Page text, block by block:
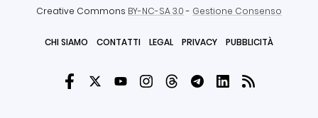
Creative Commons BY-NC-SA 3.0- Gestione Consenso
CHI SIAMO CONTATTI LEGAL PRIVACY PUBBLICITÀ